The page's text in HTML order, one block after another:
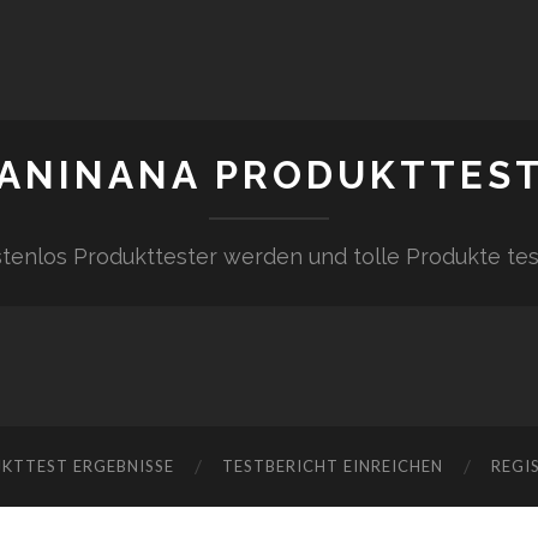
Produkttester werden und tolle Produkte
ERGEBNISSE TESTBERICHT EINREICHEN